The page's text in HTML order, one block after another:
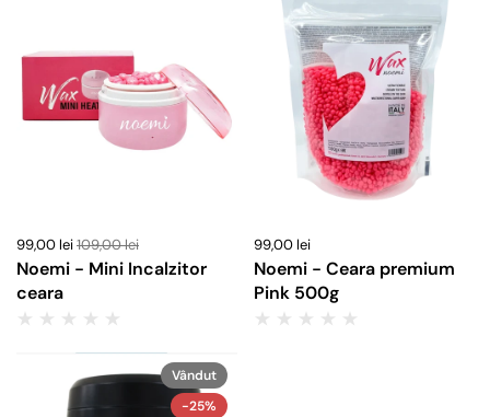
99,00 lei109,00 lei
Noemi - Mini Incalzitor
ceara
99,00 lei
Noemi - Ceara premium
Pink 500g
Vândut
-25%